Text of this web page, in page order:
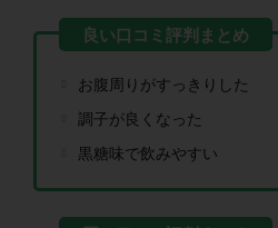
お腹周りがすっきりした
調子が良くなった
黒糖味で飲みやすい